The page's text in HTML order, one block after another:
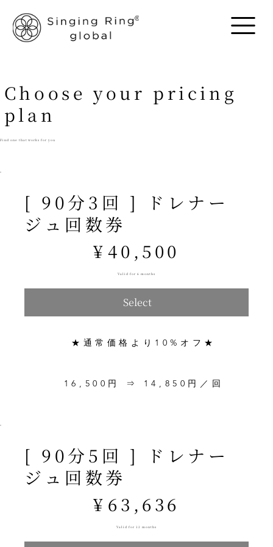
[ 90分3回 ] ドレナー
ジュ回数券
¥ 40,500
Valid for 6 months
Select
★通常価格より10%オフ★
16,500円 ⇒ 14,850円／回
[ 90分5回 ] ドレナー
ジュ回数券
¥ 63,636
Valid for 12 months
Choose your pricing
plan
Find one that works for you